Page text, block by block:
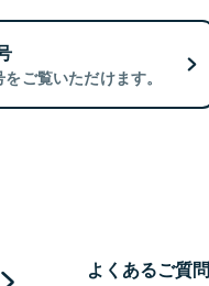
ご覧いただけます。
よくあるご質